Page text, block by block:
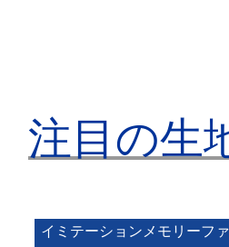
注目の生
イミテーションメモリーフ